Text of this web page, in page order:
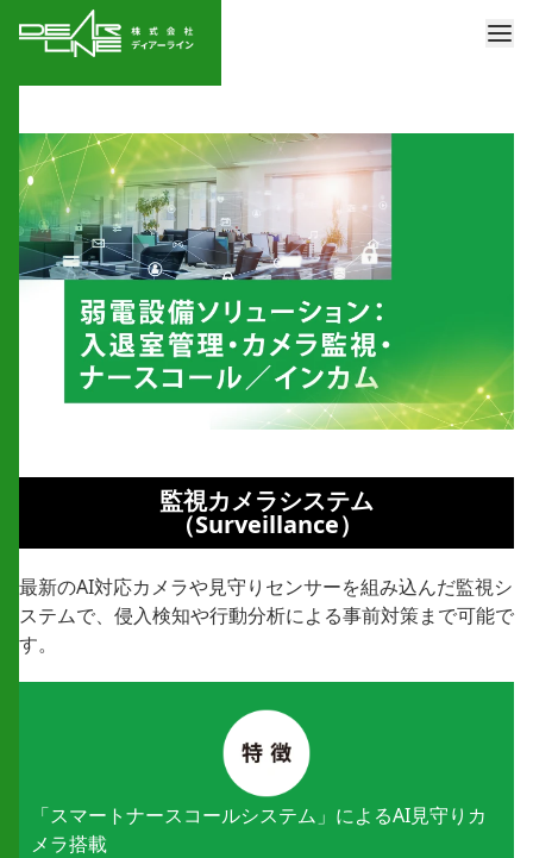
監視カメラシステム
（Surveillance）
最新のAI対応カメラや見守りセンサーを組み込んだ監視シ
ステムで、侵入検知や行動分析による事前対策まで可能で
す。
「スマートナースコールシステム」によるAI見守りカ
メラ搭載